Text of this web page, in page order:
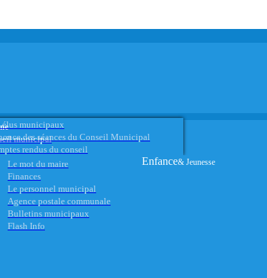
municipal
élus municipaux
des séances du Conseil Municipal
rendus du conseil
Le mot du maire
Finances
Le personnel municipal
Agence postale communale
Bulletins municipaux
Flash Info
Enfance& Jeunesse